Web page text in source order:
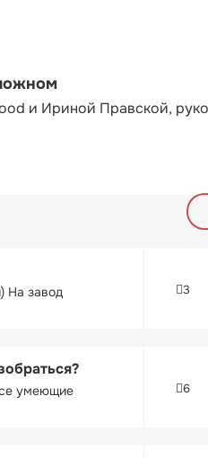
и Ириной Правской,
На завод
3
умеющие
6